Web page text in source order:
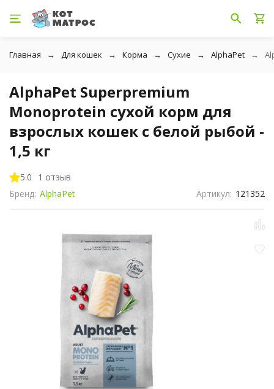
Главная Для кошек Корма Сухие AlphaPet
AlphaPet Superpremium
Monoprotein сухой корм для
взрослых кошек с белой рыбой -
1,5 кг
5.0
1 отзыв
Бренд: AlphaPet Артикул: 121352